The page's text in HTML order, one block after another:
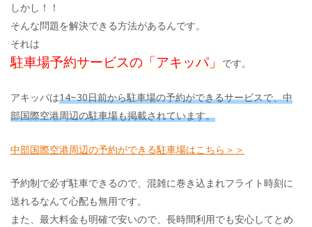
しかし！！
そんな問題を解決できる方法があるんです。
それは
駐車場予約サービスの「アキッパ」 です。
アキッパは14~30日前から駐車場の予約ができるサービスで、中
部国際空港周辺の駐車場も掲載されています。
中部国際空港周辺の予約ができる駐車場はこちら＞＞
予約制で必ず駐車できるので、混雑に巻き込まれフライト時刻に
送れるなんて心配も無用です。
また、最大料金も明確で安いので、長時間利用でも安心してとめ